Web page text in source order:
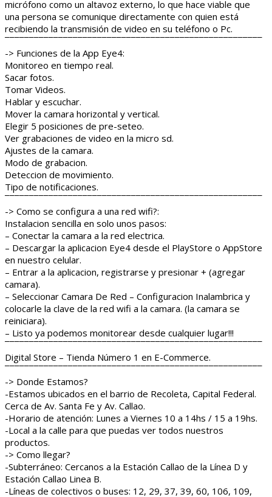
micrófono como un altavoz externo, lo que hace viable que
una persona se comunique directamente con quien está
recibiendo la transmisión de video en su teléfono o Pc.
¯¯¯¯¯¯¯¯¯¯¯¯¯¯¯¯¯¯¯¯¯¯¯¯¯¯¯¯¯¯¯¯¯¯¯¯¯¯¯¯¯¯¯¯¯¯¯¯¯¯¯¯¯
-> Funciones de la App Eye4:
Monitoreo en tiempo real.
Sacar fotos.
Tomar Videos.
Hablar y escuchar.
Mover la camara horizontal y vertical.
Elegir 5 posiciones de pre-seteo.
Ver grabaciones de video en la micro sd.
Ajustes de la camara.
Modo de grabacion.
Deteccion de movimiento.
Tipo de notificaciones.
¯¯¯¯¯¯¯¯¯¯¯¯¯¯¯¯¯¯¯¯¯¯¯¯¯¯¯¯¯¯¯¯¯¯¯¯¯¯¯¯¯¯¯¯¯¯¯¯¯¯¯¯¯
-> Como se configura a una red wifi?:
Instalacion sencilla en solo unos pasos:
– Conectar la camara a la red electrica.
– Descargar la aplicacion Eye4 desde el PlayStore o AppStore
en nuestro celular.
– Entrar a la aplicacion, registrarse y presionar + (agregar
camara).
– Seleccionar Camara De Red – Configuracion Inalambrica y
colocarle la clave de la red wifi a la camara. (la camara se
reiniciara).
– Listo ya podemos monitorear desde cualquier lugar!!!
¯¯¯¯¯¯¯¯¯¯¯¯¯¯¯¯¯¯¯¯¯¯¯¯¯¯¯¯¯¯¯¯¯¯¯¯¯¯¯¯¯¯¯¯¯¯¯¯¯¯¯¯¯
Digital Store – Tienda Número 1 en E-Commerce.
¯¯¯¯¯¯¯¯¯¯¯¯¯¯¯¯¯¯¯¯¯¯¯¯¯¯¯¯¯¯¯¯¯¯¯¯¯¯¯¯¯¯¯¯¯¯¯¯¯¯¯¯¯
-> Donde Estamos?
-Estamos ubicados en el barrio de Recoleta, Capital Federal.
Cerca de Av. Santa Fe y Av. Callao.
-Horario de atención: Lunes a Viernes 10 a 14hs / 15 a 19hs.
-Local a la calle para que puedas ver todos nuestros
productos.
-> Como llegar?
-Subterráneo: Cercanos a la Estación Callao de la Línea D y
Estación Callao Linea B.
-Líneas de colectivos o buses: 12, 29, 37, 39, 60, 106, 109,